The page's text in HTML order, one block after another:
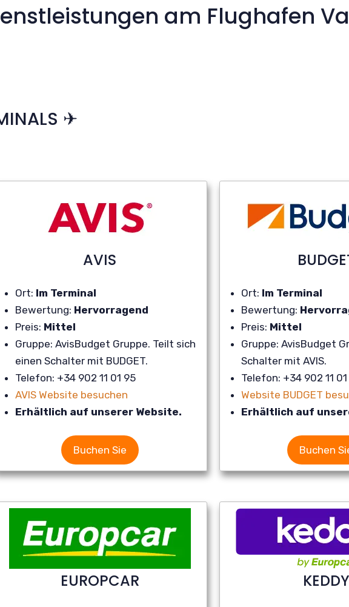
am Flughafen
✈
AVIS
Ort: Im Terminal
Bewertung: Hervorragend
Preis: Mittel
Gruppe: AvisBudget Gruppe. Teilt sich
einen Schalter mit BUDGET.
Telefon: +34 902 11 01 95
AVIS Website besuchen
Erhältlich auf unserer Website.
Buchen Sie
Ort: Im Terminal
Bewertung:
Preis: Mittel
Gruppe: AvisBudget
Schalter mit AVIS.
Telefon: +34 902 11
Website BUDGET
Erhältlich auf
Buchen
EUROPCAR KEDDY